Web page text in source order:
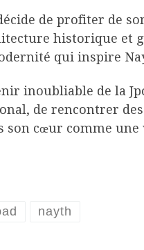
de profiter de
historique et
qui inspire
inoubliable de la
de rencontrer
son cœur comme
nayth